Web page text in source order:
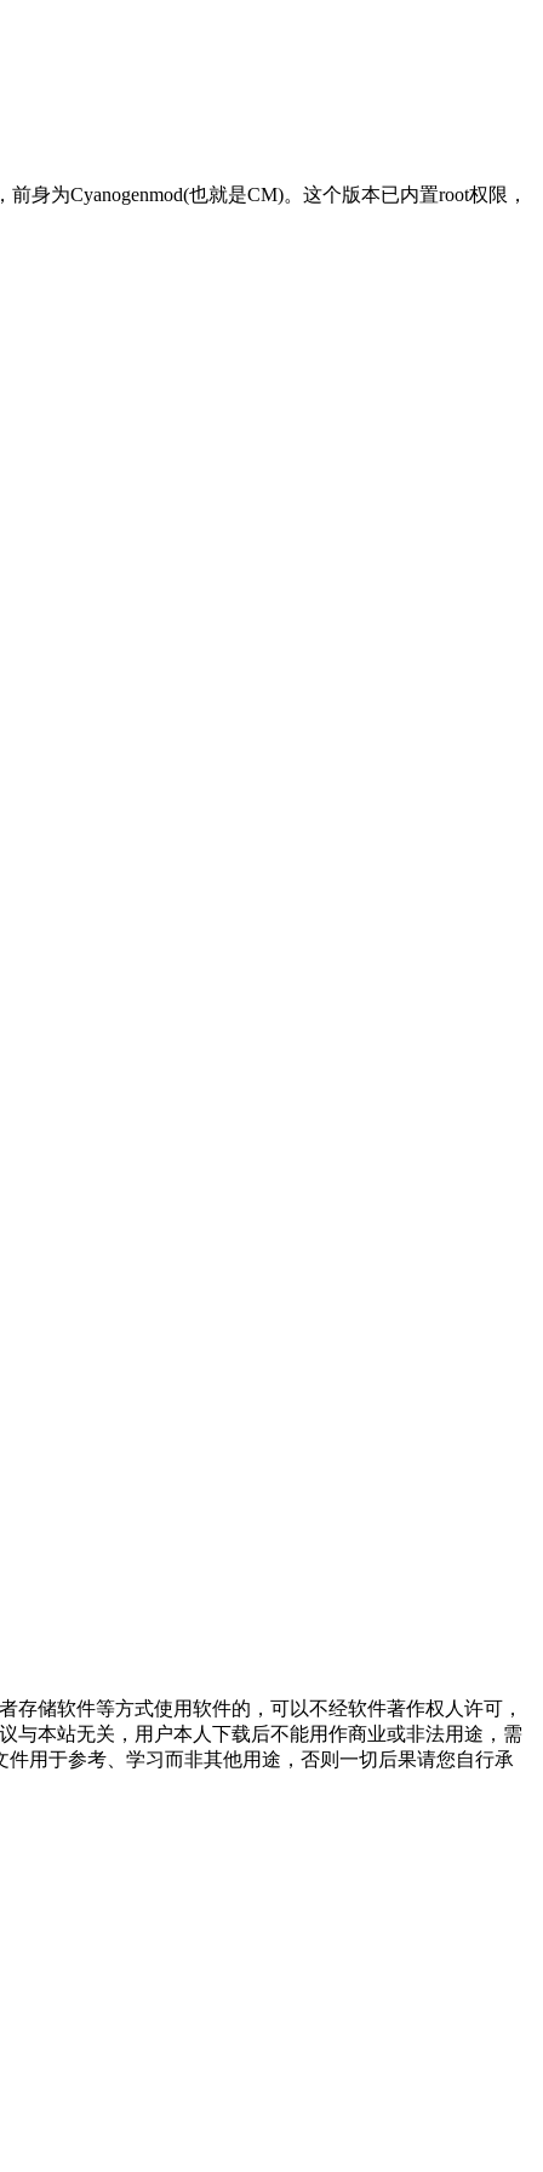
身为Cyanogenmod(也就是CM)。这个版本已内置root权限，
储软件等方式使用软件的，可以不经软件著作权人许可，
与本站无关，用户本人下载后不能用作商业或非法用途，需
用于参考、学习而非其他用途，否则一切后果请您自行承